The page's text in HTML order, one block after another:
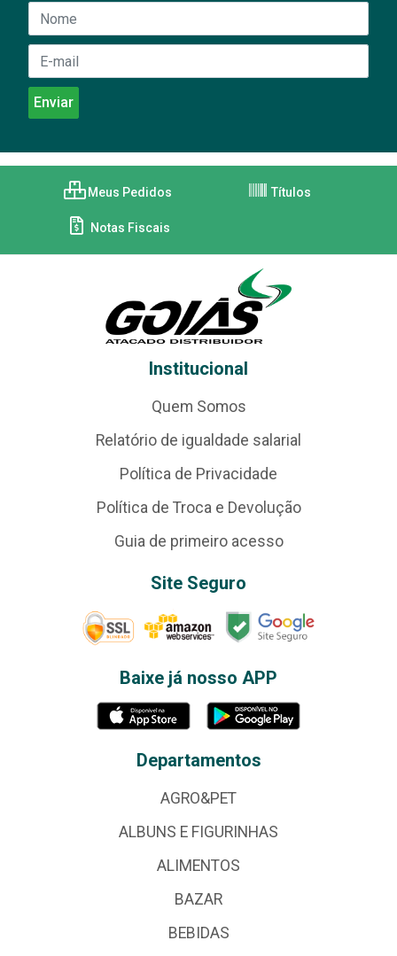
Meus Pedidos Títulos
Notas Fiscais
Institucional
Quem Somos
Relatório de igualdade salarial
Política de Privacidade
Política de Troca e Devolução
Guia de primeiro acesso
Site Seguro
Baixe já nosso APP
Departamentos
AGRO&PET
ALBUNS E FIGURINHAS
ALIMENTOS
BAZAR
BEBIDAS